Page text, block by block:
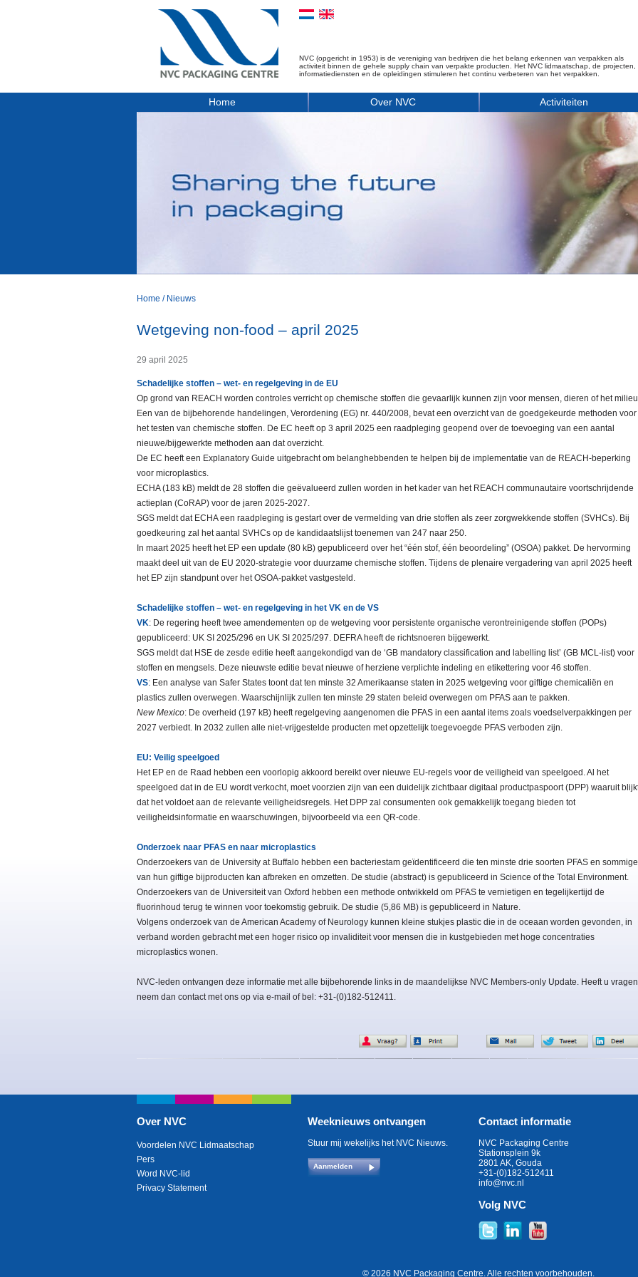
NVC (opgericht in 1953) is de vereniging van bedrijven die het belang erkennen van verpakken als
activiteit binnen de gehele supply chain van verpakte producten. Het NVC lidmaatschap, de projecten,
informatiediensten en de opleidingen stimuleren het continu verbeteren van het verpakken.
Home Over NVC Activiteiten
Home / Nieuws
Wetgeving non-food – april 2025
29 april 2025
Schadelijke stoffen – wet- en regelgeving in de EU
Op grond van REACH worden controles verricht op chemische stoffen die gevaarlijk kunnen zijn voor mensen, dieren of het
Een van de bijbehorende handelingen, Verordening (EG) nr. 440/2008, bevat een overzicht van de goedgekeurde methoden voor
het testen van chemische stoffen. De EC heeft op 3 april 2025 een raadpleging geopend over de toevoeging van een aantal
nieuwe/bijgewerkte methoden aan dat overzicht.
De EC heeft een Explanatory Guide uitgebracht om belanghebbenden te helpen bij de implementatie van de REACH-beperking
voor microplastics.
ECHA (183 kB) meldt de 28 stoffen die geëvalueerd zullen worden in het kader van het REACH communautaire voortschrijdende
actieplan (CoRAP) voor de jaren 2025-2027.
SGS meldt dat ECHA een raadpleging is gestart over de vermelding van drie stoffen als zeer zorgwekkende stoffen (SVHCs). Bij
goedkeuring zal het aantal SVHCs op de kandidaatslijst toenemen van 247 naar 250.
In maart 2025 heeft het EP een update (80 kB) gepubliceerd over het “één stof, één beoordeling” (OSOA) pakket. De hervorming
maakt deel uit van de EU 2020-strategie voor duurzame chemische stoffen. Tijdens de plenaire vergadering van april 2025 heeft
het EP zijn standpunt over het OSOA-pakket vastgesteld.
Schadelijke stoffen – wet- en regelgeving in het VK en de VS
VK: De regering heeft twee amendementen op de wetgeving voor persistente organische verontreinigende stoffen (POPs)
gepubliceerd: UK SI 2025/296 en UK SI 2025/297. DEFRA heeft de richtsnoeren bijgewerkt.
SGS meldt dat HSE de zesde editie heeft aangekondigd van de ‘GB mandatory classification and labelling list’ (GB MCL-list) voor
stoffen en mengsels. Deze nieuwste editie bevat nieuwe of herziene verplichte indeling en etikettering voor 46 stoffen.
VS: Een analyse van Safer States toont dat ten minste 32 Amerikaanse staten in 2025 wetgeving voor giftige chemicaliën en
plastics zullen overwegen. Waarschijnlijk zullen ten minste 29 staten beleid overwegen om PFAS aan te pakken.
New Mexico: De overheid (197 kB) heeft regelgeving aangenomen die PFAS in een aantal items zoals voedselverpakkingen per
2027 verbiedt. In 2032 zullen alle niet-vrijgestelde producten met opzettelijk toegevoegde PFAS verboden zijn.
EU: Veilig speelgoed
Het EP en de Raad hebben een voorlopig akkoord bereikt over nieuwe EU-regels voor de veiligheid van speelgoed. Al het
speelgoed dat in de EU wordt verkocht, moet voorzien zijn van een duidelijk zichtbaar digitaal productpaspoort (DPP) waaruit
dat het voldoet aan de relevante veiligheidsregels. Het DPP zal consumenten ook gemakkelijk toegang bieden tot
veiligheidsinformatie en waarschuwingen, bijvoorbeeld via een QR-code.
Onderzoek naar PFAS en naar microplastics
Onderzoekers van de University at Buffalo hebben een bacteriestam geïdentificeerd die ten minste drie soorten PFAS en sommige
van hun giftige bijproducten kan afbreken en omzetten. De studie (abstract) is gepubliceerd in Science of the Total Environment.
Onderzoekers van de Universiteit van Oxford hebben een methode ontwikkeld om PFAS te vernietigen en tegelijkertijd de
fluorinhoud terug te winnen voor toekomstig gebruik. De studie (5,86 MB) is gepubliceerd in Nature.
Volgens onderzoek van de American Academy of Neurology kunnen kleine stukjes plastic die in de oceaan worden gevonden, in
verband worden gebracht met een hoger risico op invaliditeit voor mensen die in kustgebieden met hoge concentraties
microplastics wonen.
NVC-leden ontvangen deze informatie met alle bijbehorende links in de maandelijkse NVC Members-only Update. Heeft u
neem dan contact met ons op via e-mail of bel: +31-(0)182-512411.
Over NVC
Voordelen NVC Lidmaatschap
Pers
Word NVC-lid
Privacy Statement
Weeknieuws ontvangen
Stuur mij wekelijks het NVC Nieuws.
Aanmelden
Contact informatie
NVC Packaging Centre
Stationsplein 9k
2801 AK, Gouda
+31-(0)182-512411
info@nvc.nl
Volg NVC
© 2026 NVC Packaging Centre. Alle rechten voorbehouden.